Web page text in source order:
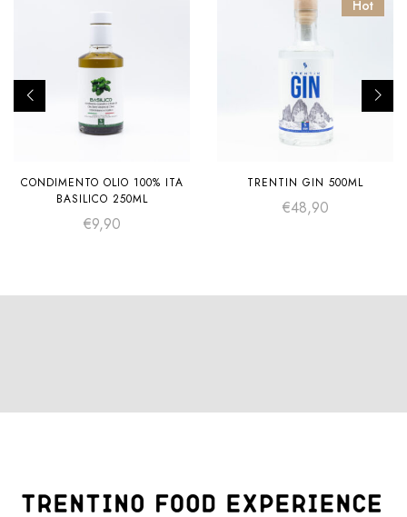
CONDIMENTO OLIO 100% ITA
BASILICO 250ML
€9,90
Hot
TRENTIN GIN 500ML
€48,90